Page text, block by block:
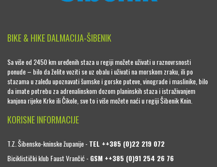
BIKE & HIKE DALMACIJA-ŠIBENIK
Sa više od 2450 km uređenih staza u regiji možete uživati u raznovrsnosti
ponude – bilo da želite voziti se uz obalu i uživati na morskom zraku, ili po
stazama u zaleđu upoznavati šumske i gorske puteve, vinograde i maslinike, bilo
da imate potrebu za adrenalinskom dozom planinskih staza i istraživanjem
kanjona rijeke Krke ili Čikole, sve to i više možete naći u regiji Šibenik Knin.
KORISNE INFORMACIJE
T.Z. Šibensko-kninske županije - TEL ++385 (0)22 219 072
Biciklistički klub Faust Vrančić - GSM ++385 (0)91 254 26 76